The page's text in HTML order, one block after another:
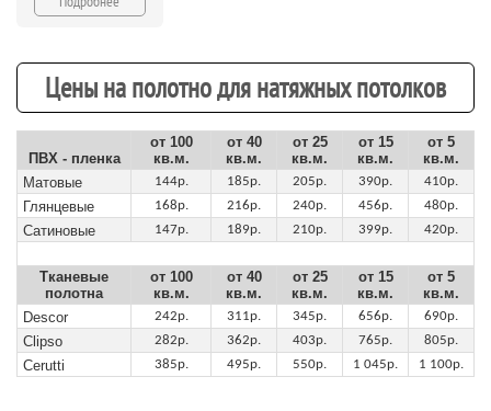
Цены на полотно для натяжных потолков
ПВХ - пленка
от 100
кв.м.
от 40
кв.м.
от 25
кв.м.
от 15
кв.м.
от 5
кв.м.
Матовые
144р. 185р. 205р. 390р. 410р.
Глянцевые 168р. 216р. 240р. 456р. 480р.
Сатиновые 147р. 189р. 210р. 399р. 420р.
Тканевые
полотна
от 100
кв.м.
от 40
кв.м.
от 25
кв.м.
от 15
кв.м.
от 5
кв.м.
Descor
242р. 311р. 345р. 656р. 690р.
Clipso 282р. 362р. 403р. 765р. 805р.
Cerutti 385р. 495р. 550р. 1 045р. 1 100р.